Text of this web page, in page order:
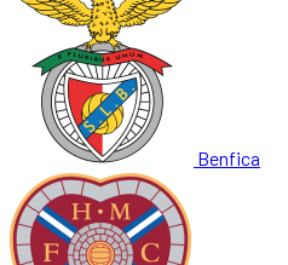
Benfica